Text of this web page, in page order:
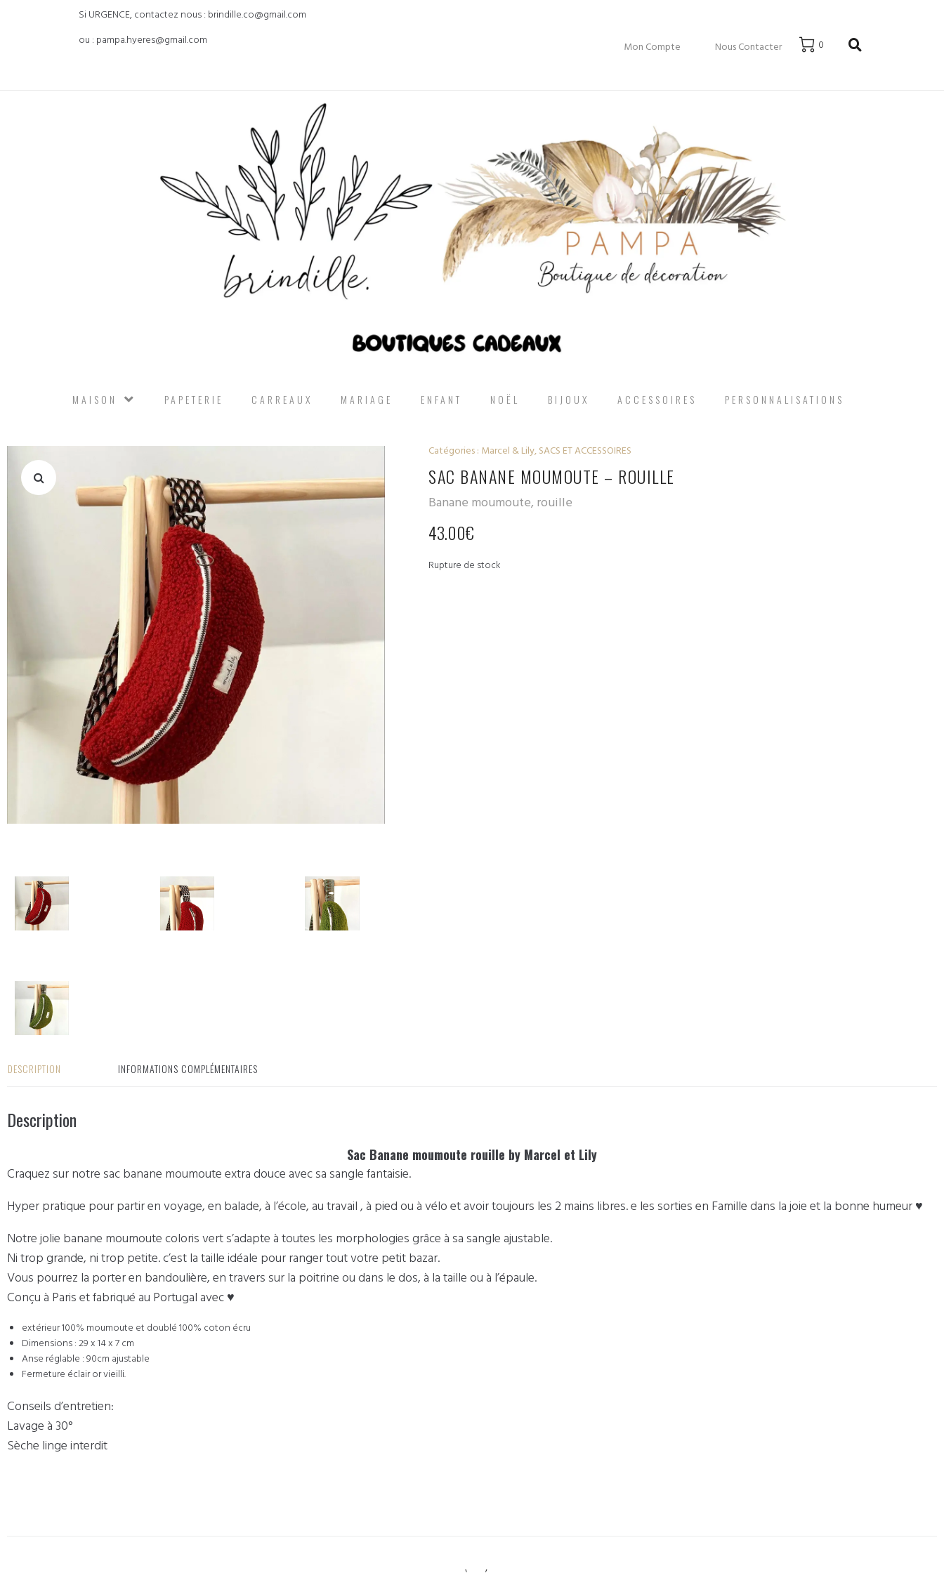
Si URGENCE, contactez nous : brindille.co@gmail.com
ou : pampa.hyeres@gmail.com
Mon Compte Nous Contacter 0
MAISON PAPETERIE CARREAUX MARIAGE ENFANT NOËL BIJOUX ACCESSOIRES PERSONNALISATIONS
Catégories : Marcel & Lily,SACS ET ACCESSOIRES
SAC BANANE MOUMOUTE – ROUILLE
Banane moumoute, rouille
43.00€
Rupture de stock
DESCRIPTION INFORMATIONS COMPLÉMENTAIRES
Description
Sac Banane moumoute rouille by Marcel et Lily
Craquez sur notre sac banane moumoute extra douce avec sa sangle fantaisie.
Hyper pratique pour partir en voyage, en balade, à l’école, au travail , à pied ou à vélo et avoir toujours les 2 mains libres. e les sorties en Famille dans la joie et la bonne humeur ♥
Notre jolie banane moumoute coloris vert s’adapte à toutes les morphologies grâce à sa sangle ajustable.
Ni trop grande, ni trop petite. c’est la taille idéale pour ranger tout votre petit bazar.
Vous pourrez la porter en bandoulière, en travers sur la poitrine ou dans le dos, à la taille ou à l’épaule.
Conçu à Paris et fabriqué au Portugal avec ♥
extérieur 100% moumoute et doublé 100% coton écru
Dimensions : 29 x 14 x 7 cm
Anse réglable : 90cm ajustable
Fermeture éclair or vieilli.
Conseils d’entretien:
Lavage à 30°
Sèche linge interdit